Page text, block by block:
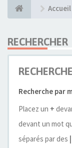
Accueil
RECHERCHER
Recherche par
Placez un +
devant un mot
séparés par des |